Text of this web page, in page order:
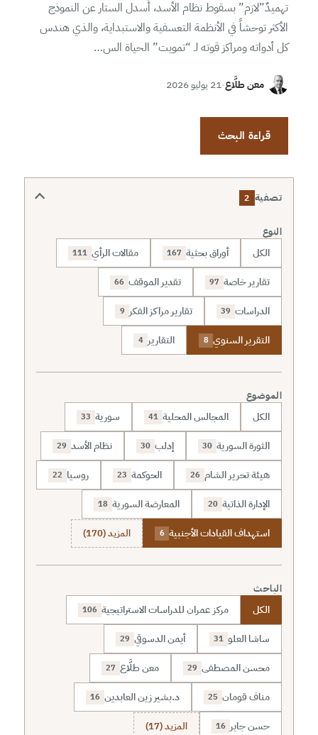
تهميدٌ”لازم” بسقوط نظام الأسد، أُسدل الستار عن النموذج
الأكثر توحشاً في الأنظمة التعسفية والاستبداية، والذي هندس
كل أدواته ومراكز قوته لـ “تمويت” الحياة الس…
معن طلَّاع·21 يوليو 2026
قراءة البحث
تصفية 2
النوع
الكل أوراق بحثية 167 مقالات الرأي 111
تقارير خاصة 97 تقدير الموقف 66
الدراسات 39 تقارير مراكز الفكر 9
التقرير السنوي 8 التقارير 4
الموضوع
الكل المجالس المحلية 41 سورية 33
الثورة السورية 30 إدلب 30 نظام الأسد 29
هيئة تحرير الشام 26 الحوكمة 23 روسيا 22
الإدارة الذاتية 20 المعارضة السورية 18
استهداف القيادات الأجنبية 6 المزيد (170)
الباحث
الكل مركز عمران للدراسات الاستراتيجية 106
ساشا العلو 31 أيمن الدسوقي 29
محسن المصطفى 29 معن طلَّاع 27
مناف قومان 25 د.بشير زين العابدين 16
حسن جابر 16 المزيد (17)